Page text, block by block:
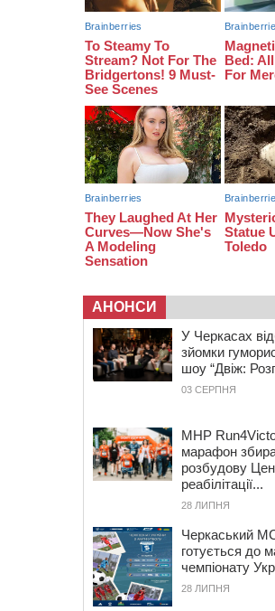
16:16 У Дахнівському
екоінспектори
незаконне будівництво
15:38 У лікарні померла
Черкаському районі
15:08 Від Чернівців до
працівників
побували у мандрівці
АНОНСИ
У Черкасах
зйомки
шоу “Двіж:
03 СЕРПНЯ
MHP
марафон
розбудову
реабілітації...
28 ЛИПНЯ
Черкаський
готується до
чемпіонату
28 ЛИПНЯ